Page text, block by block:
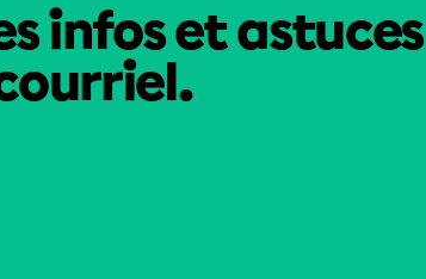
infos et astuces